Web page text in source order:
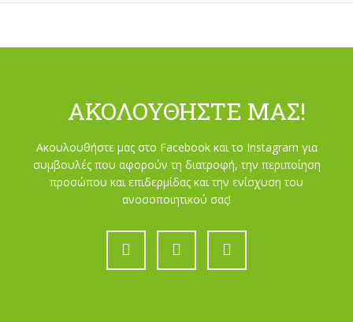
ΑΚΟΛΟΥΘΉΣΤΕ ΜΑΣ!
Ακουλουθήστε μας στο Facebook και το Instagram για
συμβουλές που αφορούν τη διατροφή, την περιποίηση
προσώπου και επιδερμίδας και την ενίσχυση του
ανοσοποιητικού σας!